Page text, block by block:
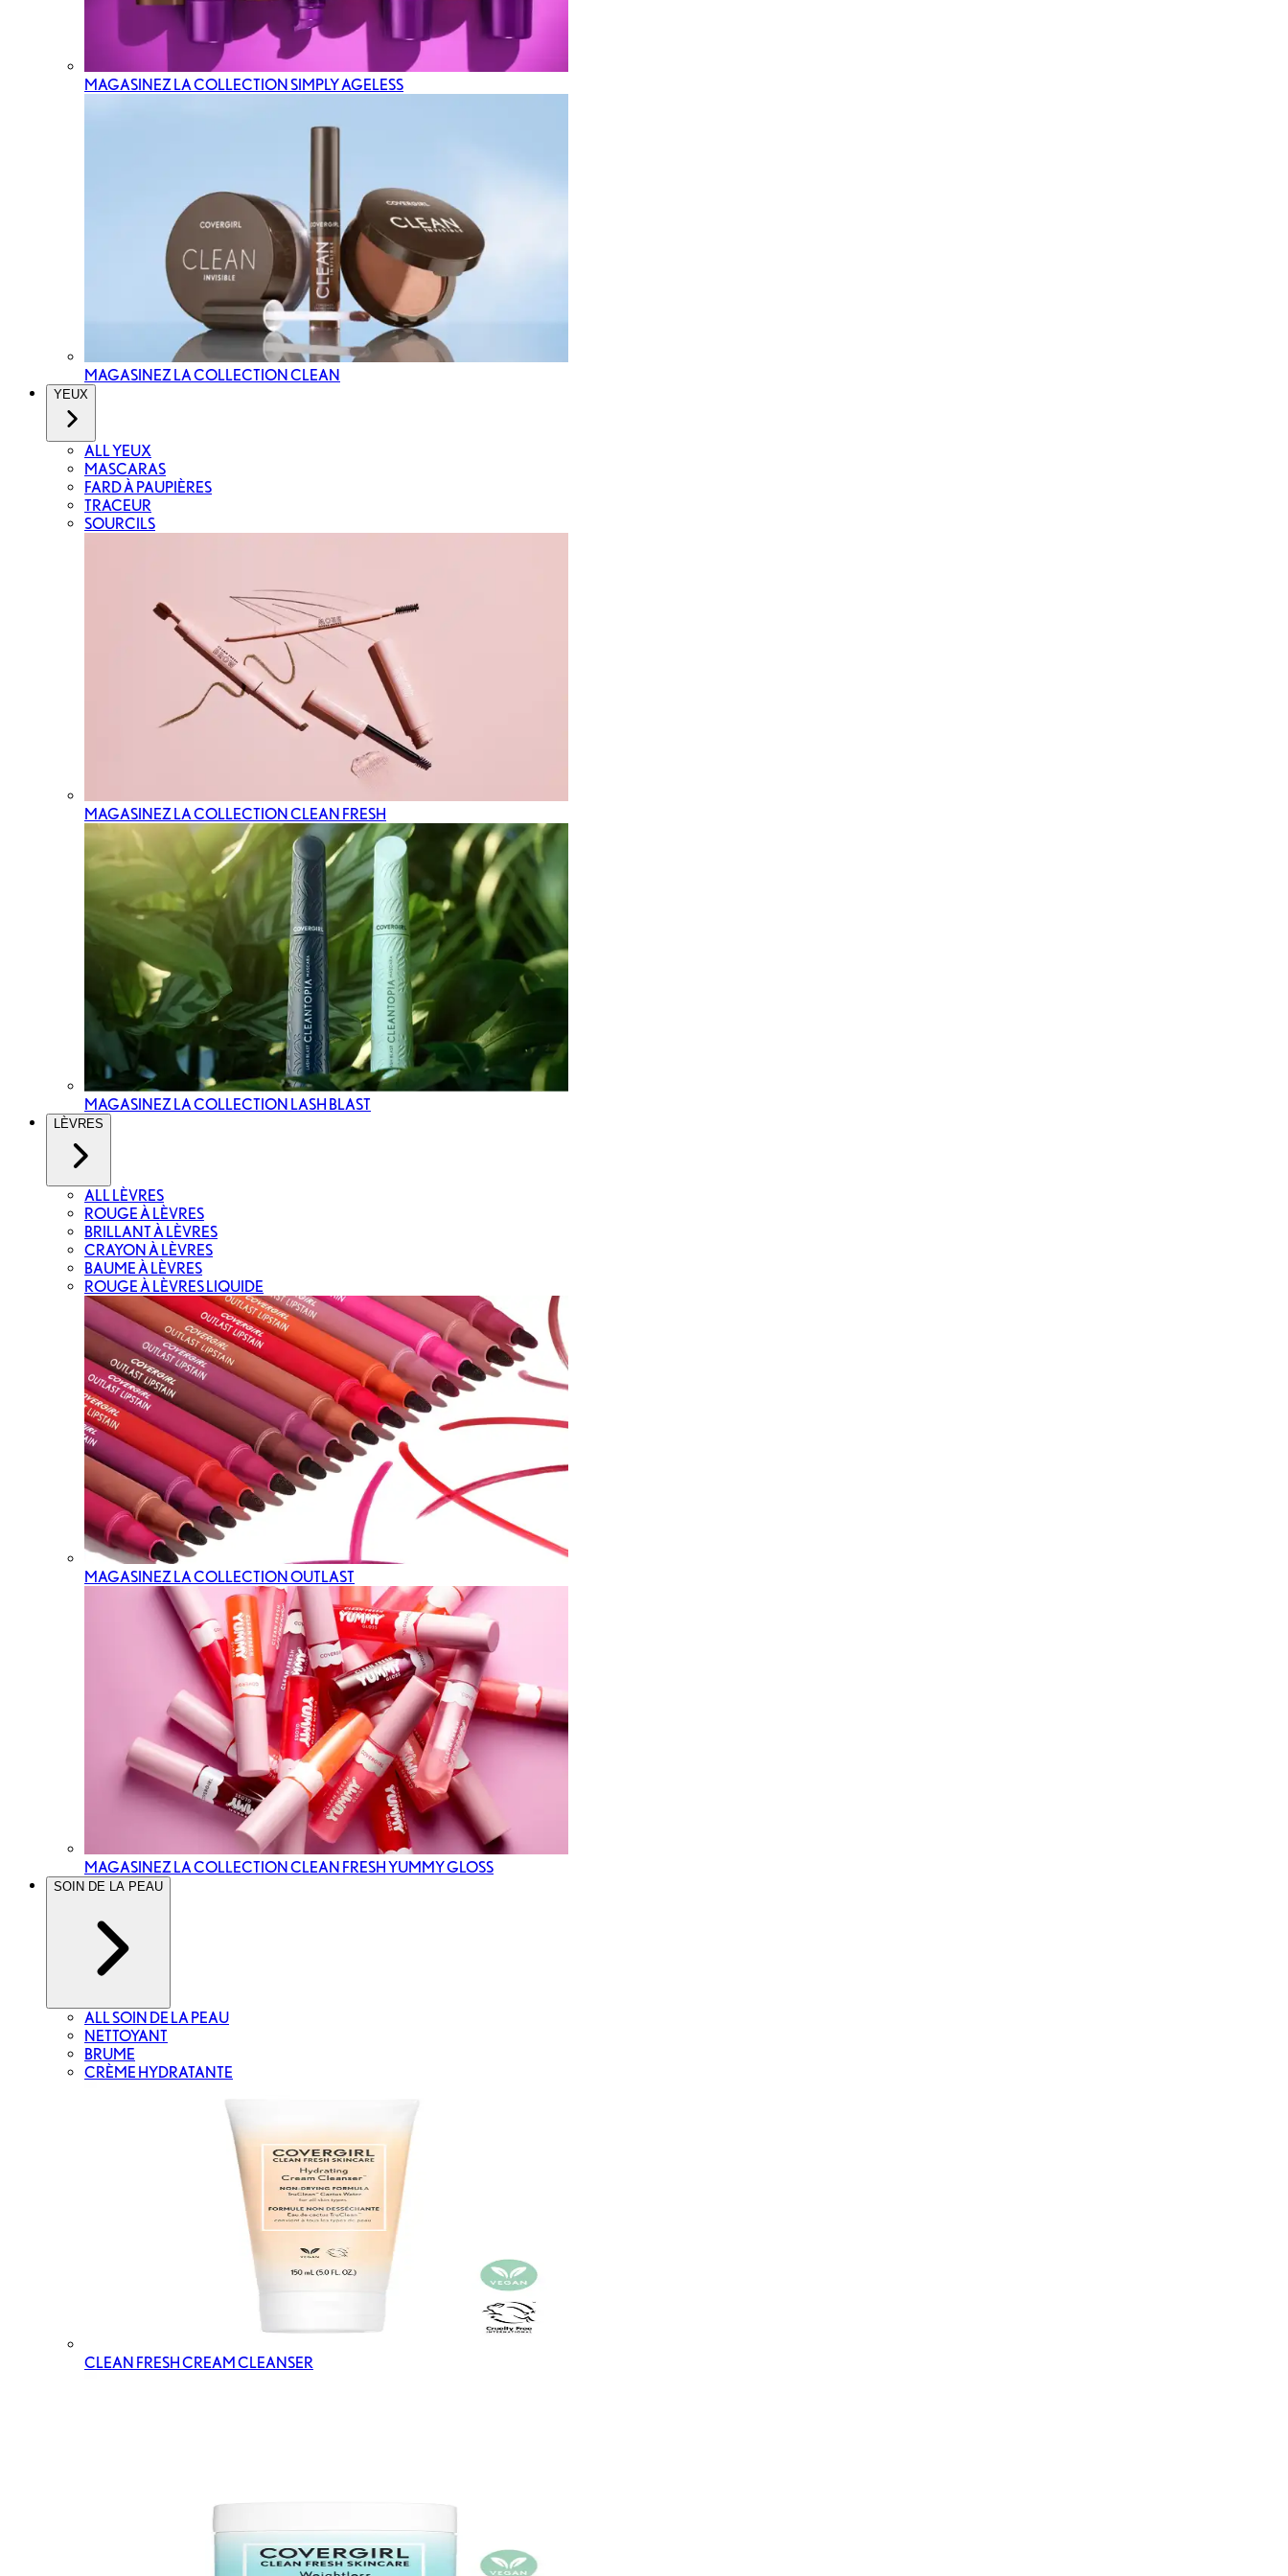
MAGASINEZ LA COLLECTION SIMPLY AGELESS
MAGASINEZ LA COLLECTION CLEAN
YEUX
ALL YEUX
MASCARAS
FARD À PAUPIÈRES
TRACEUR
SOURCILS
MAGASINEZ LA COLLECTION CLEAN FRESH
MAGASINEZ LA COLLECTION LASH BLAST
LÈVRES
ALL LÈVRES
ROUGE À LÈVRES
BRILLANT À LÈVRES
CRAYON À LÈVRES
BAUME À LÈVRES
ROUGE À LÈVRES LIQUIDE
MAGASINEZ LA COLLECTION OUTLAST
MAGASINEZ LA COLLECTION CLEAN FRESH YUMMY GLOSS
SOIN DE LA PEAU
ALL SOIN DE LA PEAU
NETTOYANT
BRUME
CRÈME HYDRATANTE
CLEAN FRESH CREAM CLEANSER